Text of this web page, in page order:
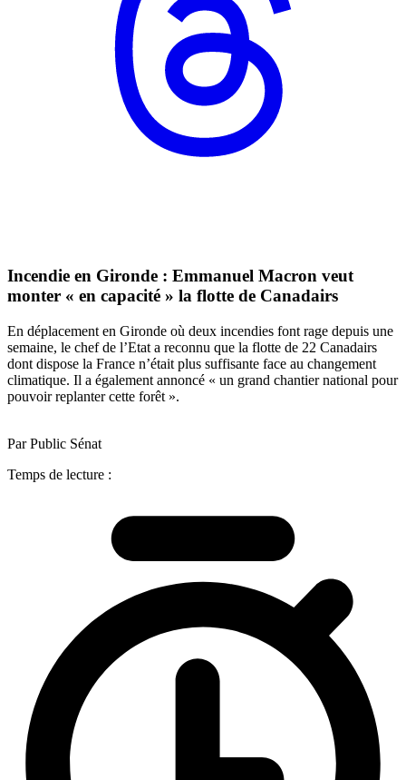
Incendie en Gironde : Emmanuel Macron veut
monter « en capacité » la flotte de Canadairs
En déplacement en Gironde où deux incendies font rage depuis une
semaine, le chef de l’Etat a reconnu que la flotte de 22 Canadairs
dont dispose la France n’était plus suffisante face au changement
climatique. Il a également annoncé « un grand chantier national pour
pouvoir replanter cette forêt ».
Par Public Sénat
Temps de lecture :